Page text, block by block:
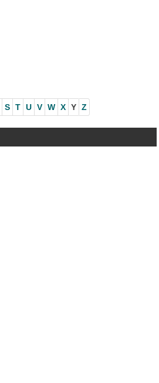
S T U V W X Y Z